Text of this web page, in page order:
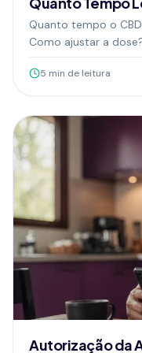
Como Acertar a
Quanto tempo o
Como ajustar a
medicinal para
5 min de leitura
Autorização da